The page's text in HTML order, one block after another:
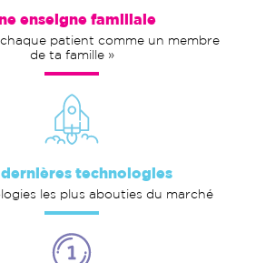
enseigne familiale
chaque patient comme un membre
de ta famille »
dernières technologies
les plus abouties du marché